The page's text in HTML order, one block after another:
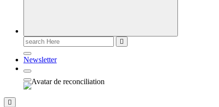
Newsletter